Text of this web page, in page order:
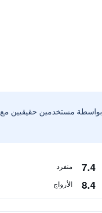
بواسطة مستخدمين حقيقيين مع
7.4 منفرد
8.4 الأزواج